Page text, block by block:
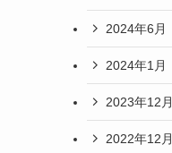
2024年6月
2024年1月
2023年12月
2022年12月